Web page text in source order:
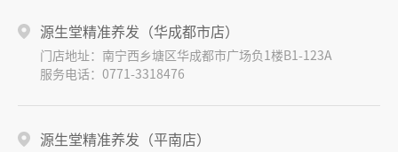
源生堂精准养发（华成都市店）
门店地址：南宁西乡塘区华成都市广场负1楼B1-123A
服务电话：0771-3318476
源生堂精准养发（平南店）